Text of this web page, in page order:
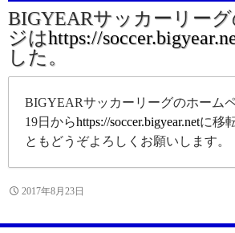
BIGYEARサッカーリー
ジはhttps://
した。
BIGYEARサッカーリーグのホーム
19日からhttps://soccer.bigyear.netに移
ともどうぞよろしくお願いします。
2017年8月23日